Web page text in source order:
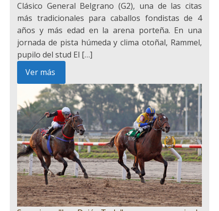
Clásico General Belgrano (G2), una de las citas
más tradicionales para caballos fondistas de 4
años y más edad en la arena porteña. En una
jornada de pista húmeda y clima otoñal, Rammel,
pupilo del stud El […]
Ver más